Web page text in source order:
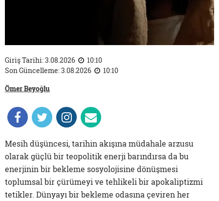
Giriş Tarihi: 3.08.2026
10:10
Son Güncelleme: 3.08.2026
10:10
Ömer Beyoğlu
Mesih düşüncesi, tarihin akışına müdahale arzusu
olarak güçlü bir teopolitik enerji barındırsa da bu
enerjinin bir bekleme sosyolojisine dönüşmesi
toplumsal bir çürümeyi ve tehlikeli bir apokaliptizmi
tetikler. Dünyayı bir bekleme odasına çeviren her